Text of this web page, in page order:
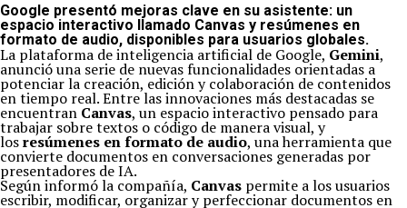
Google presentó mejoras clave en su asistente: un
espacio interactivo llamado Canvas y resúmenes en
formato de audio, disponibles para usuarios globales.
La plataforma de inteligencia artificial de Google, Gemini,
anunció una serie de nuevas funcionalidades orientadas a
potenciar la creación, edición y colaboración de contenidos
en tiempo real. Entre las innovaciones más destacadas se
encuentran Canvas, un espacio interactivo pensado para
trabajar sobre textos o código de manera visual, y
losresúmenes en formato de audio, una herramienta que
convierte documentos en conversaciones generadas por
presentadores de IA.
Según informó la compañía, Canvas permite a los usuarios
escribir, modificar, organizar y perfeccionar documentos en